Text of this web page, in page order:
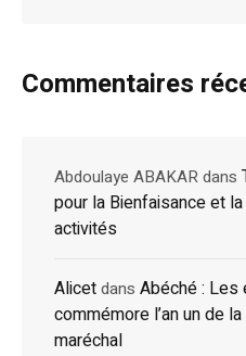
Commentaires
Abdoulaye ABAKARdans
pour la Bienfaisance et
activités
Alicetdans Abéché :
commémore l’an un de
maréchal